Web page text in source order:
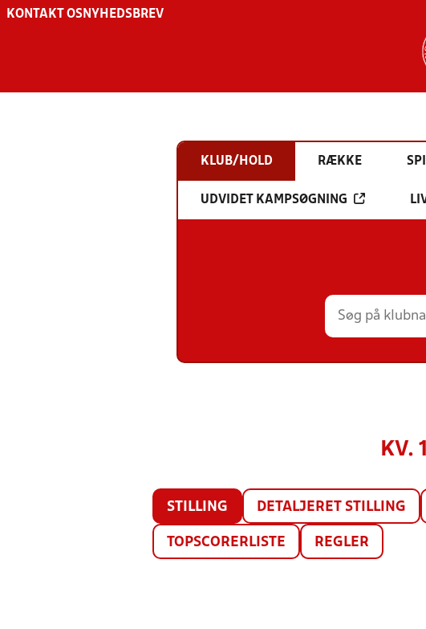
KONTAKT OS NYHEDSBREV
KLUB/HOLD RÆKKE
UDVIDET KAMPSØGNING
KV.
STILLING DETALJERET STILLING
TOPSCORERLISTE REGLER